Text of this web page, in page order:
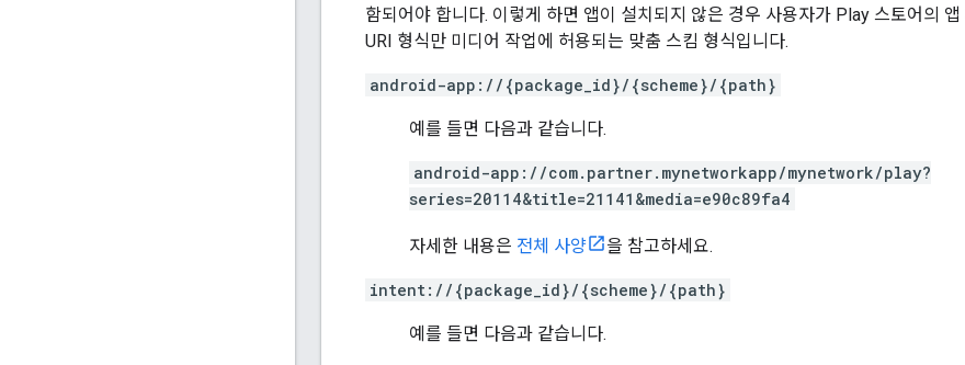
함되어야 합니다. 이렇게 하면 앱이 설치되지 않은 경우 사용자가 Play 스토어의
URI 형식만 미디어 작업에 허용되는 맞춤 스킴 형식입니다.
android-app://{package_id}/{scheme}/{path}
예를 들면 다음과 같습니다.
android-app://com.partner.mynetworkapp/mynetwork/play?
series=20114&title=21141&media=e90c89fa4
자세한 내용은 전체 사양 을 참고하세요.
intent://{package_id}/{scheme}/{path}
예를 들면 다음과 같습니다.